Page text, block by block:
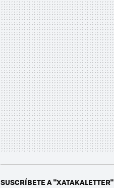
SUSCRÍBETE A "XATAKALETTER"